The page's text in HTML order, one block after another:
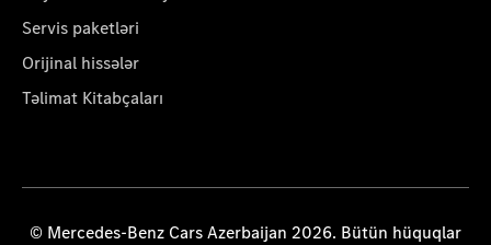
Servis paketləri
Orijinal hissələr
Təlimat Kitabçaları
© Mercedes-Benz Cars Azerbaijan 2026. Bütün hüquqlar